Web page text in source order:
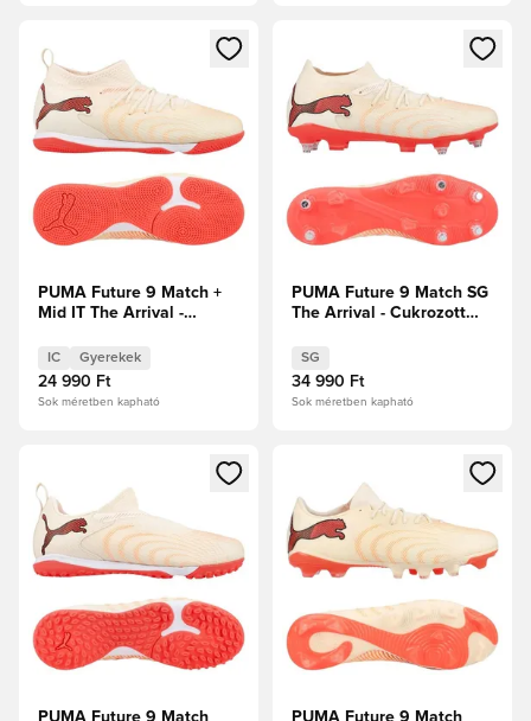
Megnyit egy modált a bejelentkezéshez vagy a tagként
PUMA Future 9 Match +
Mid IT The Arrival -
Fehér/Ultra Red/PUMA
Fekete Gyerek
IC Gyerekek
24 990 Ft
Sok méretben kapható
Megnyit egy modált a
PUMA Future 9 Match SG
The Arrival - Cukrozott
Fehér/Ultra Red/PUMA
Fekete
SG
34 990 Ft
Sok méretben kapható
Megnyit egy modált a bejelentkezéshez vagy a tagként
PUMA Future 9 Match
Megnyit egy modált a
PUMA Future 9 Match